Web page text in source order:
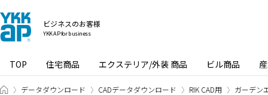
ビジネスのお客様
YKK AP for business
TOP 住宅商品 エクステリア/外装 商品 ビル商品
ビジネスのお客様 HOME
データダウンロード CADデータダウンロード RIK CAD用 ガーデン